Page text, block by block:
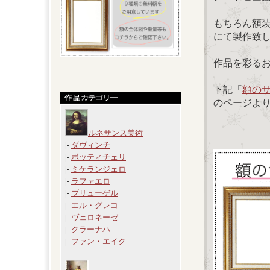
ルネサンス美術
|- ダヴィンチ
|- ボッティチェリ
|- ミケランジェロ
|- ラファエロ
|- ブリューゲル
|- エル・グレコ
|- ヴェロネーゼ
|- クラーナハ
|- ファン・エイク
もちろん額
にて製作致
作品を彩る
下記「額の
のページよ